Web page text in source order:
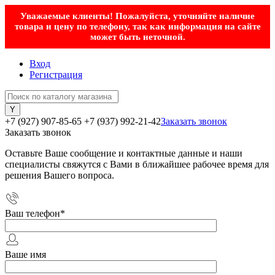
Уважаемые клиенты! Пожалуйста, уточняйте наличие
товара и цену по телефону, так как информация на сайте
может быть неточной.
Вход
Регистрация
+7 (927) 907-85-65 +7 (937) 992-21-42Заказать звонок
Заказать звонок
Оставьте Ваше сообщение и контактные данные и наши
специалисты свяжутся с Вами в ближайшее рабочее время для
решения Вашего вопроса.
Ваш телефон*
Ваше имя